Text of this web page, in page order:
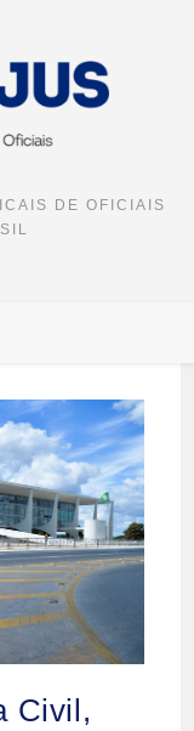
DE OFICIAIS
Civil,